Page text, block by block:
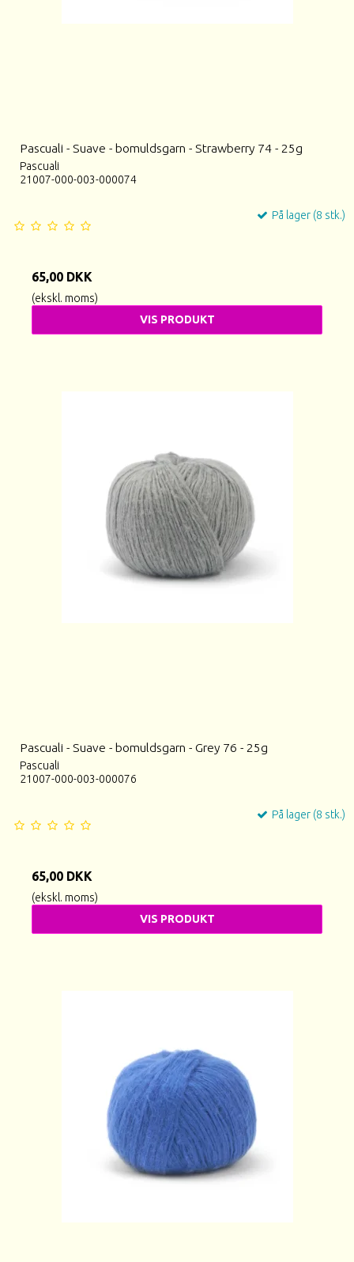
Pascuali - Suave - bomuldsgarn - Strawberry 74 - 25g
Pascuali
21007-000-003-000074
På lager (8 stk.)
65,00 DKK
(ekskl. moms)
VIS PRODUKT
Pascuali - Suave - bomuldsgarn - Grey 76 - 25g
Pascuali
21007-000-003-000076
På lager (8 stk.)
65,00 DKK
(ekskl. moms)
VIS PRODUKT